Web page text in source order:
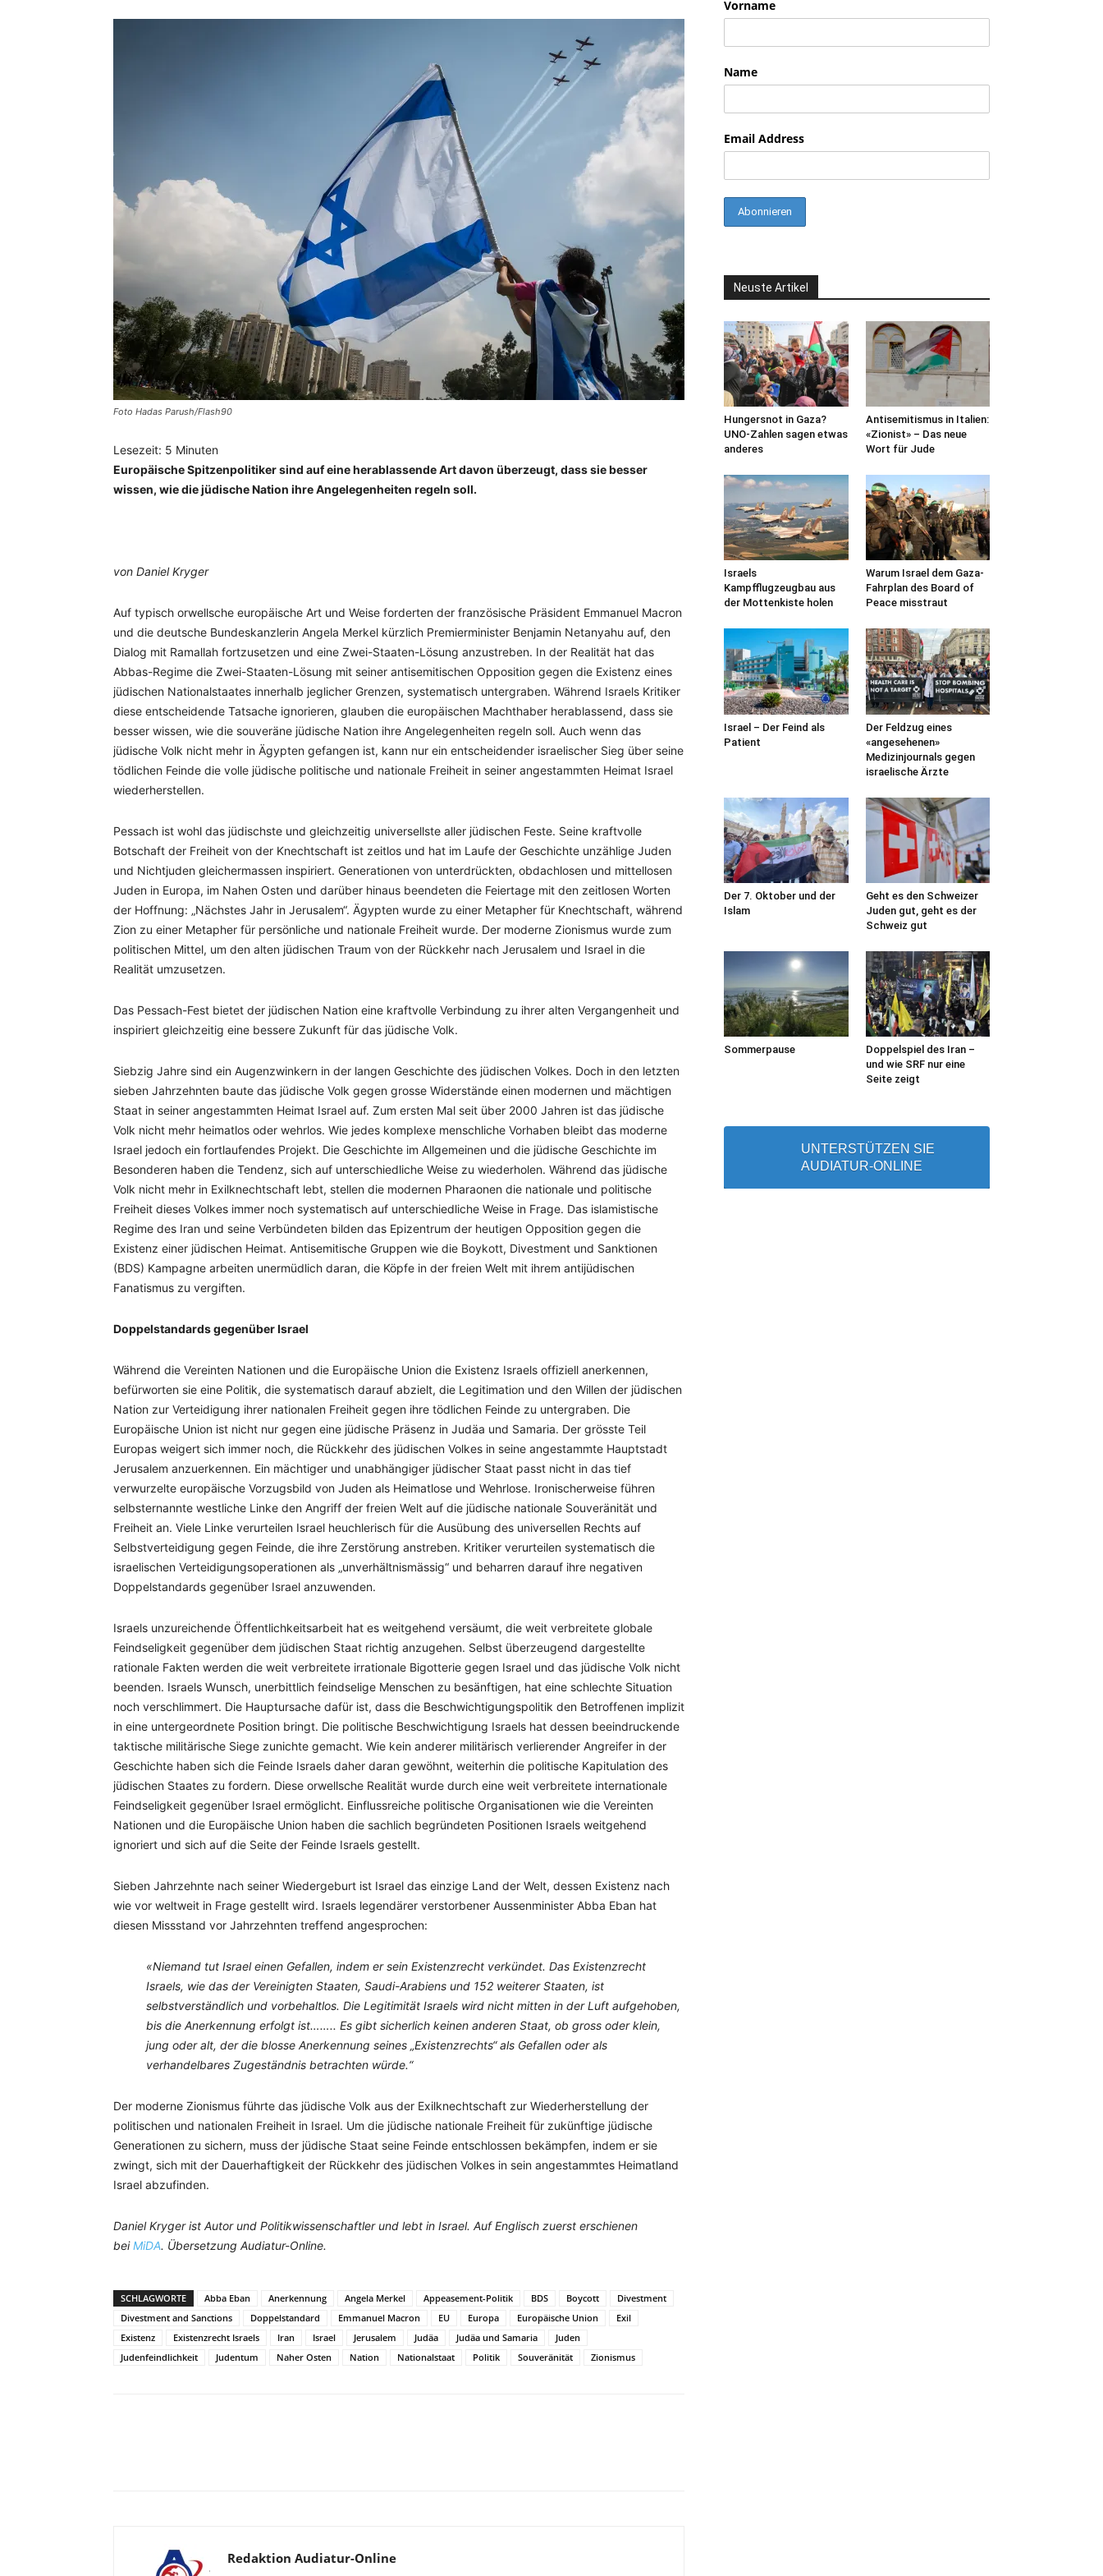
Foto Hadas Parush/Flash90
Lesezeit: 5 Minuten
Europäische Spitzenpolitiker sind auf eine herablassende Art davon überzeugt, dass sie besser
wissen, wie die jüdische Nation ihre Angelegenheiten regeln soll.
von Daniel Kryger
Auf typisch orwellsche europäische Art und Weise forderten der französische Präsident Emmanuel Macron
und die deutsche Bundeskanzlerin Angela Merkel kürzlich Premierminister Benjamin Netanyahu auf, den
Dialog mit Ramallah fortzusetzen und eine Zwei-Staaten-Lösung anzustreben. In der Realität hat das
Abbas-Regime die Zwei-Staaten-Lösung mit seiner antisemitischen Opposition gegen die Existenz eines
jüdischen Nationalstaates innerhalb jeglicher Grenzen, systematisch untergraben. Während Israels Kritiker
diese entscheidende Tatsache ignorieren, glauben die europäischen Machthaber herablassend, dass sie
besser wissen, wie die souveräne jüdische Nation ihre Angelegenheiten regeln soll. Auch wenn das
jüdische Volk nicht mehr in Ägypten gefangen ist, kann nur ein entscheidender israelischer Sieg über seine
tödlichen Feinde die volle jüdische politische und nationale Freiheit in seiner angestammten Heimat Israel
wiederherstellen.
Pessach ist wohl das jüdischste und gleichzeitig universellste aller jüdischen Feste. Seine kraftvolle
Botschaft der Freiheit von der Knechtschaft ist zeitlos und hat im Laufe der Geschichte unzählige Juden
und Nichtjuden gleichermassen inspiriert. Generationen von unterdrückten, obdachlosen und mittellosen
Juden in Europa, im Nahen Osten und darüber hinaus beendeten die Feiertage mit den zeitlosen Worten
der Hoffnung: „Nächstes Jahr in Jerusalem“. Ägypten wurde zu einer Metapher für Knechtschaft, während
Zion zu einer Metapher für persönliche und nationale Freiheit wurde. Der moderne Zionismus wurde zum
politischen Mittel, um den alten jüdischen Traum von der Rückkehr nach Jerusalem und Israel in die
Realität umzusetzen.
Das Pessach-Fest bietet der jüdischen Nation eine kraftvolle Verbindung zu ihrer alten Vergangenheit und
inspiriert gleichzeitig eine bessere Zukunft für das jüdische Volk.
Siebzig Jahre sind ein Augenzwinkern in der langen Geschichte des jüdischen Volkes. Doch in den letzten
sieben Jahrzehnten baute das jüdische Volk gegen grosse Widerstände einen modernen und mächtigen
Staat in seiner angestammten Heimat Israel auf. Zum ersten Mal seit über 2000 Jahren ist das jüdische
Volk nicht mehr heimatlos oder wehrlos. Wie jedes komplexe menschliche Vorhaben bleibt das moderne
Israel jedoch ein fortlaufendes Projekt. Die Geschichte im Allgemeinen und die jüdische Geschichte im
Besonderen haben die Tendenz, sich auf unterschiedliche Weise zu wiederholen. Während das jüdische
Volk nicht mehr in Exilknechtschaft lebt, stellen die modernen Pharaonen die nationale und politische
Freiheit dieses Volkes immer noch systematisch auf unterschiedliche Weise in Frage. Das islamistische
Regime des Iran und seine Verbündeten bilden das Epizentrum der heutigen Opposition gegen die
Existenz einer jüdischen Heimat. Antisemitische Gruppen wie die Boykott, Divestment und Sanktionen
(BDS) Kampagne arbeiten unermüdlich daran, die Köpfe in der freien Welt mit ihrem antijüdischen
Fanatismus zu vergiften.
Doppelstandards gegenüber Israel
Während die Vereinten Nationen und die Europäische Union die Existenz Israels offiziell anerkennen,
befürworten sie eine Politik, die systematisch darauf abzielt, die Legitimation und den Willen der jüdischen
Nation zur Verteidigung ihrer nationalen Freiheit gegen ihre tödlichen Feinde zu untergraben. Die
Europäische Union ist nicht nur gegen eine jüdische Präsenz in Judäa und Samaria. Der grösste Teil
Europas weigert sich immer noch, die Rückkehr des jüdischen Volkes in seine angestammte Hauptstadt
Jerusalem anzuerkennen. Ein mächtiger und unabhängiger jüdischer Staat passt nicht in das tief
verwurzelte europäische Vorzugsbild von Juden als Heimatlose und Wehrlose. Ironischerweise führen
selbsternannte westliche Linke den Angriff der freien Welt auf die jüdische nationale Souveränität und
Freiheit an. Viele Linke verurteilen Israel heuchlerisch für die Ausübung des universellen Rechts auf
Selbstverteidigung gegen Feinde, die ihre Zerstörung anstreben. Kritiker verurteilen systematisch die
israelischen Verteidigungsoperationen als „unverhältnismässig“ und beharren darauf ihre negativen
Doppelstandards gegenüber Israel anzuwenden.
Israels unzureichende Öffentlichkeitsarbeit hat es weitgehend versäumt, die weit verbreitete globale
Feindseligkeit gegenüber dem jüdischen Staat richtig anzugehen. Selbst überzeugend dargestellte
rationale Fakten werden die weit verbreitete irrationale Bigotterie gegen Israel und das jüdische Volk nicht
beenden. Israels Wunsch, unerbittlich feindselige Menschen zu besänftigen, hat eine schlechte Situation
noch verschlimmert. Die Hauptursache dafür ist, dass die Beschwichtigungspolitik den Betroffenen implizit
in eine untergeordnete Position bringt. Die politische Beschwichtigung Israels hat dessen beeindruckende
taktische militärische Siege zunichte gemacht. Wie kein anderer militärisch verlierender Angreifer in der
Geschichte haben sich die Feinde Israels daher daran gewöhnt, weiterhin die politische Kapitulation des
jüdischen Staates zu fordern. Diese orwellsche Realität wurde durch eine weit verbreitete internationale
Feindseligkeit gegenüber Israel ermöglicht. Einflussreiche politische Organisationen wie die Vereinten
Nationen und die Europäische Union haben die sachlich begründeten Positionen Israels weitgehend
ignoriert und sich auf die Seite der Feinde Israels gestellt.
Sieben Jahrzehnte nach seiner Wiedergeburt ist Israel das einzige Land der Welt, dessen Existenz nach
wie vor weltweit in Frage gestellt wird. Israels legendärer verstorbener Aussenminister Abba Eban hat
diesen Missstand vor Jahrzehnten treffend angesprochen:
«Niemand tut Israel einen Gefallen, indem er sein Existenzrecht verkündet. Das Existenzrecht
Israels, wie das der Vereinigten Staaten, Saudi-Arabiens und 152 weiterer Staaten, ist
selbstverständlich und vorbehaltlos. Die Legitimität Israels wird nicht mitten in der Luft aufgehoben,
bis die Anerkennung erfolgt ist…….. Es gibt sicherlich keinen anderen Staat, ob gross oder klein,
jung oder alt, der die blosse Anerkennung seines „Existenzrechts“ als Gefallen oder als
verhandelbares Zugeständnis betrachten würde.“
Der moderne Zionismus führte das jüdische Volk aus der Exilknechtschaft zur Wiederherstellung der
politischen und nationalen Freiheit in Israel. Um die jüdische nationale Freiheit für zukünftige jüdische
Generationen zu sichern, muss der jüdische Staat seine Feinde entschlossen bekämpfen, indem er sie
zwingt, sich mit der Dauerhaftigkeit der Rückkehr des jüdischen Volkes in sein angestammtes Heimatland
Israel abzufinden.
Daniel Kryger ist Autor und Politikwissenschaftler und lebt in Israel. Auf Englisch zuerst erschienen
beiMiDA. Übersetzung Audiatur-Online.
SCHLAGWORTE Abba Eban Anerkennung Angela Merkel Appeasement-Politik BDS Boycott
Divestment
Divestment and Sanctions
Doppelstandard Emmanuel Macron EU Europa Europäische Union
Exil
Existenz
Existenzrecht Israels Iran Israel Jerusalem Judäa Judäa und Samaria
Juden
Judenfeindlichkeit
Judentum Naher Osten Nation Nationalstaat Politik Souveränität Zionismus
Redaktion Audiatur-Online
Vorname
Name
Email Address
Neuste Artikel
Hungersnot in Gaza?
UNO-Zahlen sagen etwas
anderes
Antisemitismus in Italien:
«Zionist» – Das neue
Wort für Jude
Israels
Kampfflugzeugbau aus
der Mottenkiste holen
Warum Israel dem Gaza-
Fahrplan des Board of
Peace misstraut
Israel – Der Feind als
Patient
Der Feldzug eines
«angesehenen»
Medizinjournals gegen
israelische Ärzte
Der 7. Oktober und der
Islam
Geht es den Schweizer
Juden gut, geht es der
Schweiz gut
Sommerpause
Doppelspiel des Iran –
und wie SRF nur eine
Seite zeigt
UNTERSTÜTZEN SIE
AUDIATUR-ONLINE